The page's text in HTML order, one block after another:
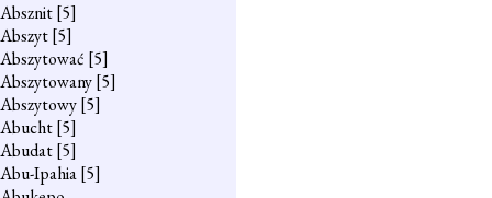
Absznit[5]
Abszyt[5]
Abszytować [5]
Abszytowany[5]
Abszytowy[5]
Abucht[5]
Abudat[5]
Abu-Ipahia[5]